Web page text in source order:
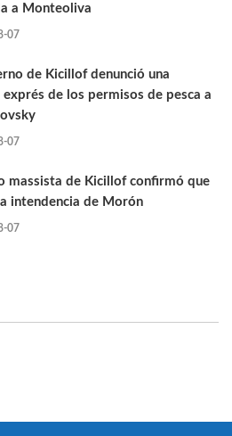
a Monteoliva
07
de Kicillof denunció una
exprés de los permisos de pesca a
07
massista de Kicillof confirmó que
intendencia de Morón
07